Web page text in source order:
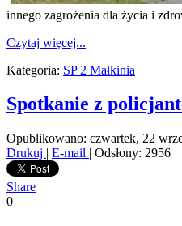
innego zagrożenia dla życia i
Czytaj więcej...
Kategoria: SP 2 Małkinia
Spotkanie z
Opublikowano: czwartek, 22
Drukuj | E-mail | Odsłony: 2956
Share
0